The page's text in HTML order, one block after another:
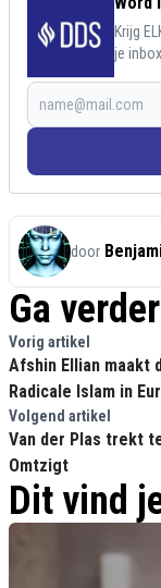
Krijg
je
door
Ga
Vorig artikel
Afshin Ellian maakt
Radicale Islam in
Volgend artikel
Van der Plas trekt
Omtzigt
Dit vind